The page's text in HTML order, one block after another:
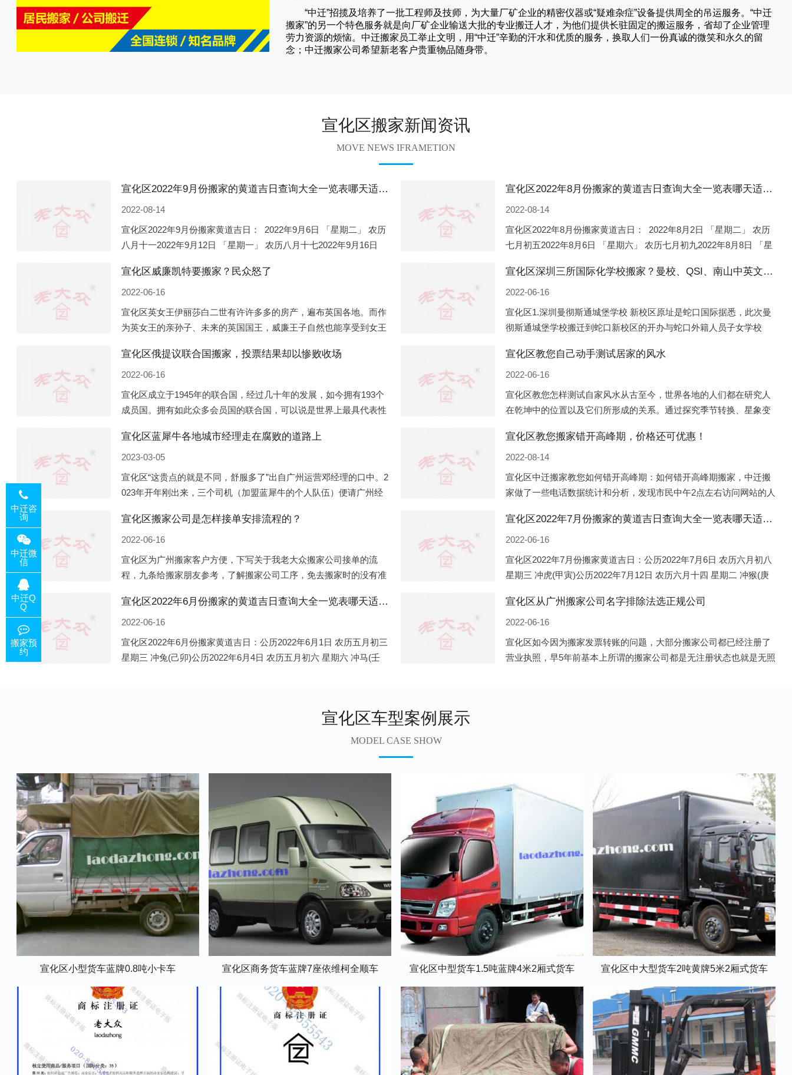
“中迁”招揽及培养了一批工程师及技师，为大量厂矿企业的精密仪器或“疑难杂症”设备提供周全的吊运服务。“中迁
搬家”的另一个特色服务就是向厂矿企业输送大批的专业搬迁人才，为他们提供长驻固定的搬运服务，省却了企业管理
劳力资源的烦恼。中迁搬家员工举止文明，用“中迁”辛勤的汗水和优质的服务，换取人们一份真诚的微笑和永久的留
念；中迁搬家公司希望新老客户贵重物品随身带。
宣化区搬家新闻资讯
MOVE NEWS IFRAMETION
宣化区2022年9月份搬家的黄道吉日查询大全一览表哪天适合搬家好日子
2022-08-14
宣化区2022年9月份搬家黄道吉日： 2022年9月6日 「星期二」 农历
八月十一2022年9月12日 「星期一」 农历八月十七2022年9月16日
宣化区2022年8月份搬家的黄道吉日查询大全一览表哪天适合搬家好日子
2022-08-14
宣化区2022年8月份搬家黄道吉日： 2022年8月2日 「星期二」 农历
七月初五2022年8月6日 「星期六」 农历七月初九2022年8月8日 「星
宣化区威廉凯特要搬家？民众怒了
2022-06-16
宣化区英女王伊丽莎白二世有许许多多的房产，遍布英国各地。而作
为英女王的亲孙子、未来的英国国王，威廉王子自然也能享受到女王
是位于伦敦的肯辛顿宫，一处
宣化区深圳三所国际化学校搬家？曼校、QSI、南山中英文搬走了
2022-06-16
宣化区1.深圳曼彻斯通城堡学校 新校区原址是蛇口国际据悉，此次曼
彻斯通城堡学校搬迁到蛇口新校区的开办与蛇口外籍人员子女学校
正式并入蛇口外籍
宣化区俄提议联合国搬家，投票结果却以惨败收场
2022-06-16
宣化区成立于1945年的联合国，经过几十年的发展，如今拥有193个
成员国。拥有如此众多会员国的联合国，可以说是世界上最具代表性
以美国为首的西方国家
宣化区教您自己动手测试居家的风水
2022-06-16
宣化区教您怎样测试自家风水从古至今，世界各地的人们都在研究人
在乾坤中的位置以及它们所形成的关系。通过探究季节转换、星象变
同住宅中的人，其一生中的财
宣化区蓝犀牛各地城市经理走在腐败的道路上
2023-03-05
宣化区“这贵点的就是不同，舒服多了”出自广州运营邓经理的口中。2
023年开年刚出来，三个司机（加盟蓝犀牛的个人队伍）便请广州经
平摊费用，燃鹅这样的
宣化区教您搬家错开高峰期，价格还可优惠！
2022-08-14
宣化区中迁搬家教您如何错开高峰期：如何错开高峰期搬家，中迁搬
家做了一些电话数据统计和分析，发现市民中午2点左右访问网站的人
最多的，网上QQ微
宣化区搬家公司是怎样接单安排流程的？
2022-06-16
宣化区为广州搬家客户方便，下写关于我老大众搬家公司接单的流
程，九条给搬家朋友参考，了解搬家公司工序，免去搬家时的没有准
电话咨询，初步了解客户搬 家
宣化区2022年7月份搬家的黄道吉日查询大全一览表哪天适合搬家好日子
2022-06-16
宣化区2022年7月份搬家黄道吉日：公历2022年7月6日 农历六月初八
星期三 冲虎(甲寅)公历2022年7月12日 农历六月十四 星期二 冲猴(庚
宣化区2022年6月份搬家的黄道吉日查询大全一览表哪天适合搬家好日子
2022-06-16
宣化区2022年6月份搬家黄道吉日：公历2022年6月1日 农历五月初三
星期三 冲兔(己卯)公历2022年6月4日 农历五月初六 星期六 冲马(壬
宣化区从广州搬家公司名字排除法选正规公司
2022-06-16
宣化区如今因为搬家发票转账的问题，大部分搬家公司都已经注册了
营业执照，早5年前基本上所谓的搬家公司都是无注册状态也就是无照
宣化区车型案例展示
MODEL CASE SHOW
宣化区小型货车蓝牌0.8吨小卡车 宣化区商务货车蓝牌7座依维柯全顺车 宣化区中型货车1.5吨蓝牌4米2厢式货车 宣化区中大型货车2吨黄牌5米2厢式货车
中迁咨
询
中迁微
信
中迁Q
Q
搬家预
约